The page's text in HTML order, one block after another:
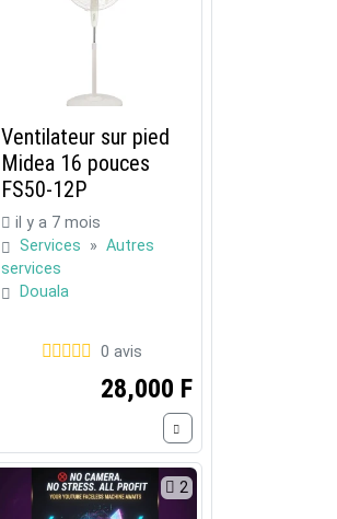
Ventilateur sur pied
Midea 16 pouces
FS50-12P
il y a 7 mois
Services » Autres
services
Douala
0 avis
28,000 F
2